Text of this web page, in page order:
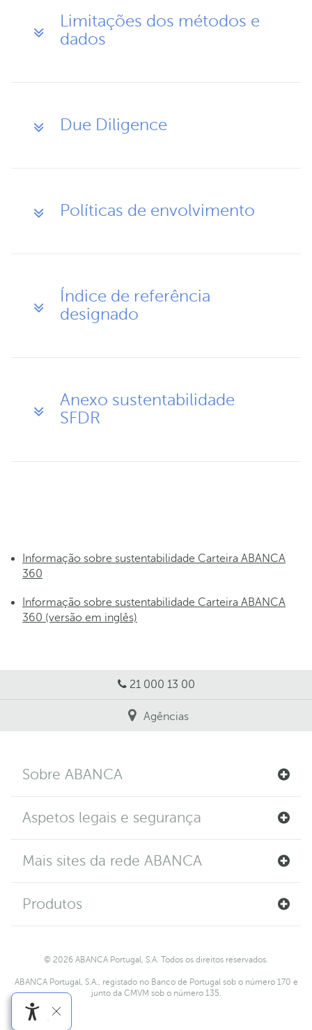
Limitações dos métodos e
dados
Due Diligence
Políticas de envolvimento
Índice de referência
designado
Anexo sustentabilidade
SFDR
Informação sobre sustentabilidade Carteira ABANCA
360
Informação sobre sustentabilidade Carteira ABANCA
360 (versão em inglês)
21 000 13 00
Agências
Sobre ABANCA
Aspetos legais e segurança
Mais sites da rede ABANCA
Produtos
© 2026 ABANCA Portugal, S.A. Todos os direitos reservados.
ABANCA Portugal, S.A., registado no Banco de Portugal sob o número 170 e
junto da CMVM sob o número 135.